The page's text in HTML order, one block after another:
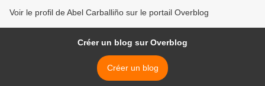
Voir le profil de Abel Carballiño sur le portail Overblog
Créer un blog sur Overblog
Créer un blog